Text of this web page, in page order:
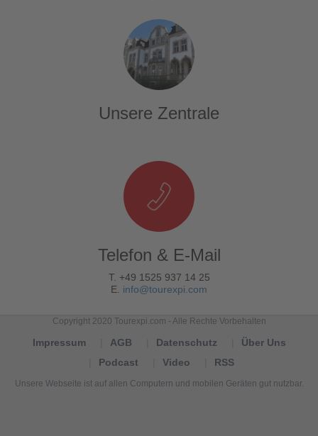
Unsere Zentrale
Telefon & E-Mail
T. +49 1525 937 14 25
E. info@tourexpi.com
Copyright 2020 Tourexpi.com - Alle Rechte Vorbehalten
Impressum AGB Datenschutz
Über Uns
Podcast
Video RSS
Unsere Webseite ist auf allen Computern und mobilen Geräten gut nutzbar.